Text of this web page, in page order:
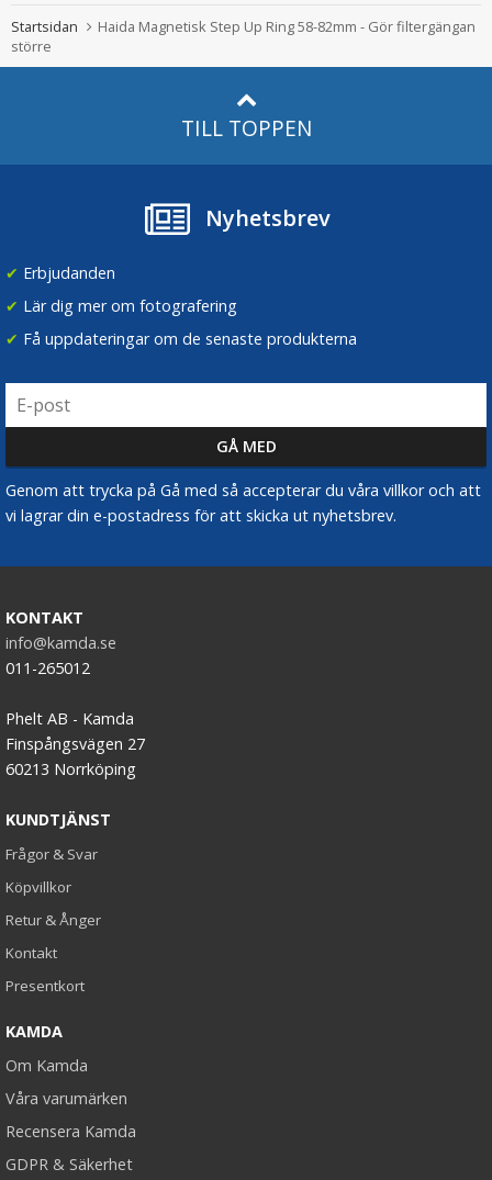
Startsidan
Haida Magnetisk Step Up Ring 58-82mm - Gör filtergängan
större
TILL TOPPEN
Nyhetsbrev
✔ Erbjudanden
✔ Lär dig mer om fotografering
✔ Få uppdateringar om de senaste produkterna
Genom att trycka på Gå med så accepterar du våra villkor och att
vi lagrar din e-postadress för att skicka ut nyhetsbrev.
KONTAKT
info@kamda.se
011-265012
Phelt AB - Kamda
Finspångsvägen 27
60213 Norrköping
KUNDTJÄNST
Frågor & Svar
Köpvillkor
Retur & Ånger
Kontakt
Presentkort
KAMDA
Om Kamda
Våra varumärken
Recensera Kamda
GDPR & Säkerhet